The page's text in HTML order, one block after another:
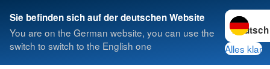
Sie befinden sich auf der deutschen Website
You are on the German website, you can use the
switch to switch to the English one
Sprache
Alles klar
Suche